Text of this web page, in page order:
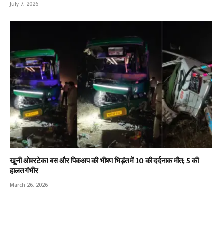
July 7, 2026
खूनी ओवरटेक! बस और पिकअप की भीषण भिड़ंत में 10 की दर्दनाक मौत; 5 की
हालत गंभीर
March 26, 2026